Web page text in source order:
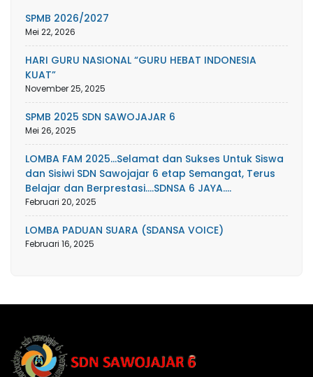
SPMB 2026/2027
Mei 22, 2026
HARI GURU NASIONAL “GURU HEBAT INDONESIA
KUAT”
November 25, 2025
SPMB 2025 SDN SAWOJAJAR 6
Mei 26, 2025
LOMBA FAM 2025…Selamat dan Sukses Untuk Siswa
dan Sisiwi SDN Sawojajar 6 etap Semangat, Terus
Belajar dan Berprestasi….SDNSA 6 JAYA….
Februari 20, 2025
LOMBA PADUAN SUARA (SDANSA VOICE)
Februari 16, 2025